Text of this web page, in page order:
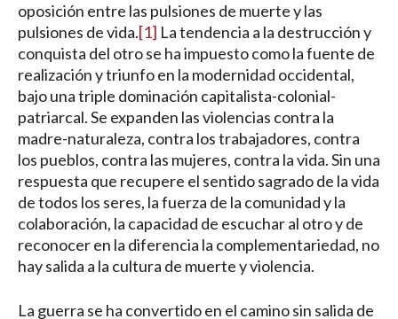
oposición entre las pulsiones de muerte y las
pulsiones de vida.[1] La tendencia a la destrucción y
conquista del otro se ha impuesto como la fuente de
realización y triunfo en la modernidad occidental,
bajo una triple dominación capitalista-colonial-
patriarcal. Se expanden las violencias contra la
madre-naturaleza, contra los trabajadores, contra
los pueblos, contra las mujeres, contra la vida. Sin una
respuesta que recupere el sentido sagrado de la vida
de todos los seres, la fuerza de la comunidad y la
colaboración, la capacidad de escuchar al otro y de
reconocer en la diferencia la complementariedad, no
hay salida a la cultura de muerte y violencia.
La guerra se ha convertido en el camino sin salida de